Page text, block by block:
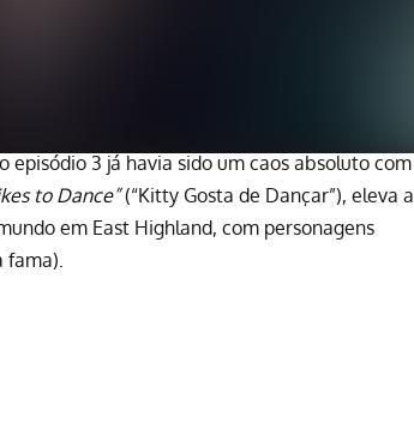
episódio 3 já havia sido um caos absoluto com
to Dance”(“Kitty Gosta de Dançar”), eleva a
em East Highland, com personagens
fama).